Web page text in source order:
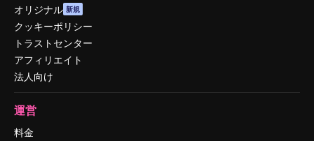
オリジナル 新規
クッキーポリシー
トラストセンター
アフィリエイト
法人向け
運営
料金